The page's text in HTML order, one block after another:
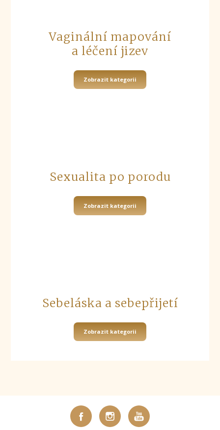
Vaginální mapování
a léčení jizev
Zobrazit kategorii
Sexualita po porodu
Zobrazit kategorii
Sebeláska a sebepřijetí
Zobrazit kategorii